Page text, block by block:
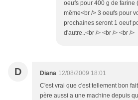
oeufs pour 400 g de farine
même<br /> 3 oeufs pour
prochaines seront 1 oeuf
d'autre..<br /> <br /> <br />
D Diana 12/08/2009 18:01
C'est vrai que c'est tellement bon
père aussi a une machine depuis